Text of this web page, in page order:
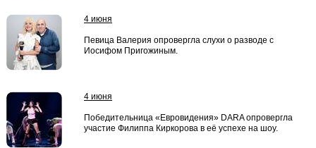
4 июня
Певица Валерия опровергла слухи о разводе с
Иосифом Пригожиным.
4 июня
Победительница «Евровидения» DARA опровергла
участие Филиппа Киркорова в её успехе на шоу.